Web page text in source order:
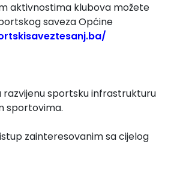
aktivnostima klubova možete
saveza Općine
razvijenu sportsku infrastrukturu
sportovima.
zainteresovanim sa cijelog